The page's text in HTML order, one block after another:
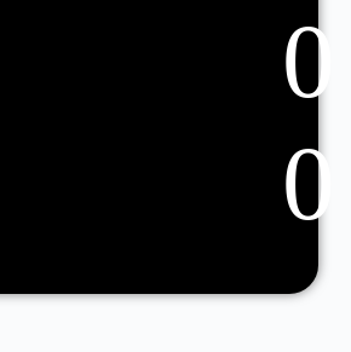
0
0